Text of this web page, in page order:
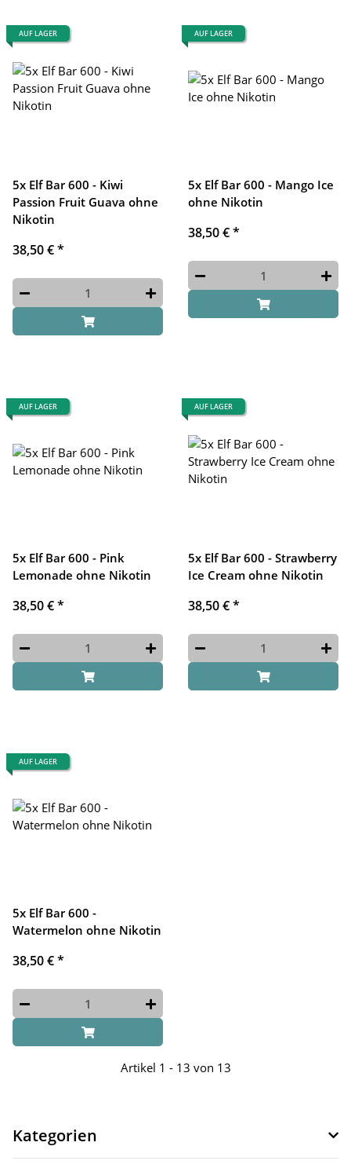
AUF LAGER
5x Elf Bar 600 - Kiwi
Passion Fruit Guava ohne
Nikotin
38,50 €*
AUF LAGER
5x Elf Bar 600 - Mango Ice
ohne Nikotin
38,50 €*
AUF LAGER
5x Elf Bar 600 - Pink
Lemonade ohne Nikotin
38,50 €*
AUF LAGER
5x Elf Bar 600 - Strawberry
Ice Cream ohne Nikotin
38,50 €*
AUF LAGER
5x Elf Bar 600 -
Watermelon ohne Nikotin
38,50 €*
Artikel 1 - 13 von 13
Kategorien